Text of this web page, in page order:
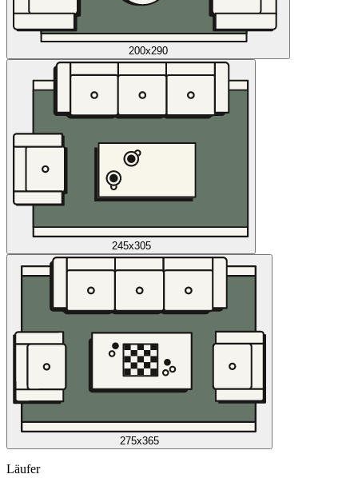
200x290
245x305
275x365
Läufer